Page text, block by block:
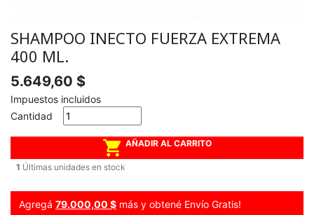
SHAMPOO INECTO FUERZA EXTREMA
400 ML.
5.649,60 $
Impuestos incluidos
Cantidad
 AÑADIR AL CARRITO
1 Últimas unidades en stock
Agregá 79.000,00 $ más y obtené Envío Gratis!